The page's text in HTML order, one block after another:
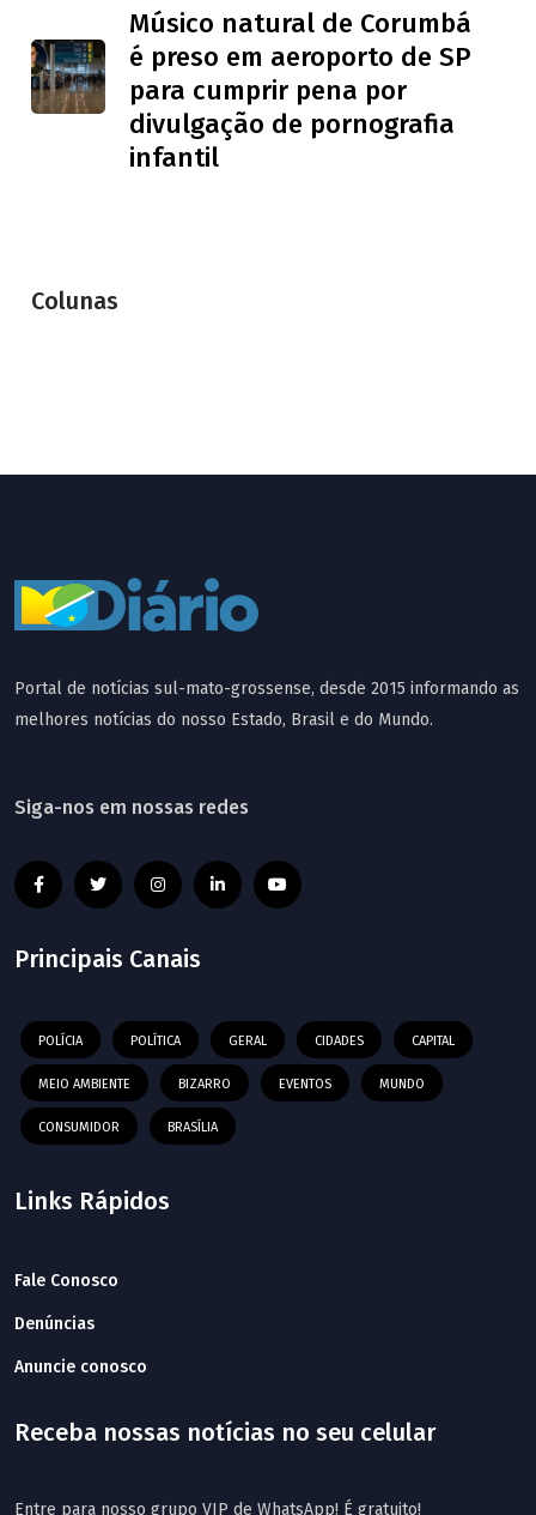
Músico natural de Corumbá
é preso em aeroporto de SP
para cumprir pena por
divulgação de pornografia
infantil
Colunas
Portal de notícias sul-mato-grossense, desde 2015 informando as
melhores notícias do nosso Estado, Brasil e do Mundo.
Siga-nos em nossas redes
Principais Canais
POLÍCIA POLÍTICA GERAL CIDADES CAPITAL
MEIO AMBIENTE BIZARRO EVENTOS MUNDO
CONSUMIDOR BRASÍLIA
Links Rápidos
Fale Conosco
Denúncias
Anuncie conosco
Receba nossas notícias no seu celular
Entre para nosso grupo VIP de WhatsApp! É gratuito!